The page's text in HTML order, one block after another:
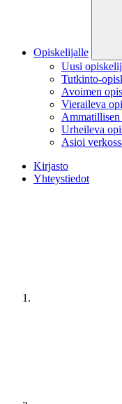
Opiskelijalle
Uusi
Tutkinto-
Avoimen
Vieraileva
Urheileva
Asioi
Kirjasto
Yhteystiedot